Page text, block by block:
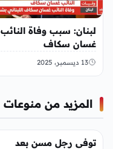
لبنان: سبب وفاة النائب
غسان سكاف
13 ديسمبر، 2025
المزيد من منوعات
منوعات
توفى رجل مسن بعد